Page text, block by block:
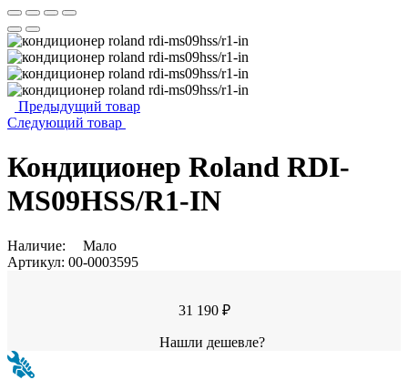
Предыдущий товар
Следующий товар
Кондиционер Roland RDI-
MS09HSS/R1-IN
Наличие:
Мало
Артикул: 00-0003595
31 190 ₽
Нашли дешевле?